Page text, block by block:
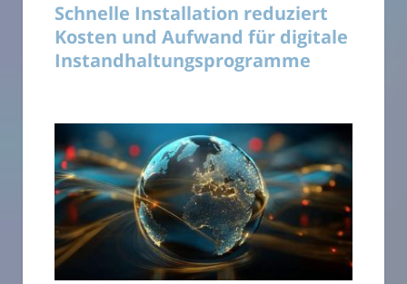
Schnelle Installation reduziert
Kosten und Aufwand für digitale
Instandhaltungsprogramme